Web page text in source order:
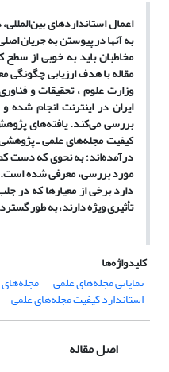
اعمال استانداردهای
به آنها در پیوستن به جریان
مخاطبان باید به خوبی از
مقاله با هدف ارزیابی
وزارت علوم ،‌ تحقیقات و
بررسی می‌کند. یافته‌های
کیفیت مجله‌های علمی ـ
درآمده‌اند؛ به نحوی که دست کم
مورد بررسی، معرفی شده است.
دارد برخی از معیارها که در
تأثیری ویژه دارند، به طور
کلیدواژه‌ها
نمایانی مجله‌های علمی
استاندارد کیفیت مجله‌های علمی
اصل مقاله